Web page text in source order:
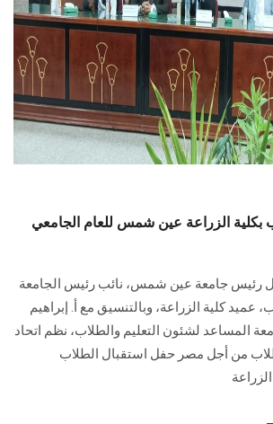
بكلية الزراعة عين شمس للعام الجامعي
رئيس جامعة عين شمس، نائب رئيس الجامعة
عميد كلية الزراعة، وبالتنسيق مع أ. إبراهيم
المساعد لشئون التعليم والطلاب، نظم اتحاد
من أجل مصر حفل استقبال الطلاب